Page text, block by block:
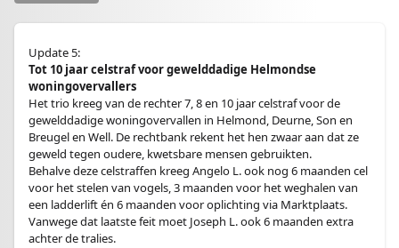
Update 5:
Tot 10 jaar celstraf voor gewelddadige Helmondse
woningovervallers
Het trio kreeg van de rechter 7, 8 en 10 jaar celstraf voor de
gewelddadige woningovervallen in Helmond, Deurne, Son en
Breugel en Well. De rechtbank rekent het hen zwaar aan dat ze
geweld tegen oudere, kwetsbare mensen gebruikten.
Behalve deze celstraffen kreeg Angelo L. ook nog 6 maanden cel
voor het stelen van vogels, 3 maanden voor het weghalen van
een ladderlift én 6 maanden voor oplichting via Marktplaats.
Vanwege dat laatste feit moet Joseph L. ook 6 maanden extra
achter de tralies.